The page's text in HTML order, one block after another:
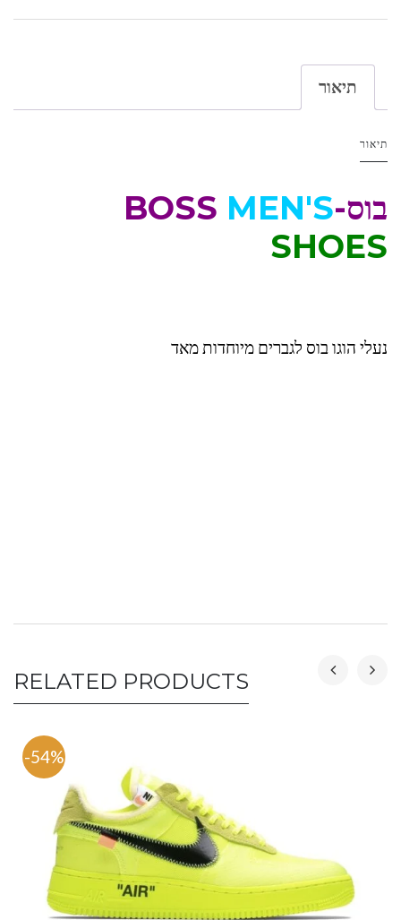
תיאור
תיאור
בוס-BOSSMEN'S
SHOES
נעלי הוגו בוס לגברים מיוחדות מאד
RELATED PRODUCTS
-54%